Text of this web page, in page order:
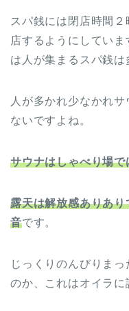
スパ銭には閉店時間
店するようにしてい
は人が集まるスパ銭は
人が多かれ少なかれ
ないですよね。
サウナはしゃべり場
露天は解放感ありあ
音です。
じっくりのんびりま
のか、これはオイラに